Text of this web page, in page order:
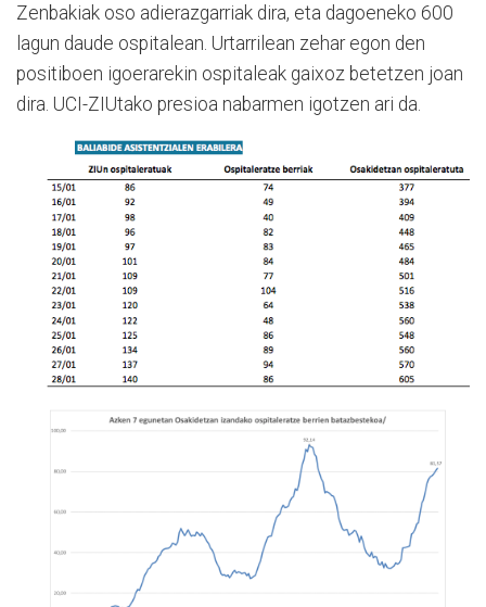
Zenbakiak oso adierazgarriak dira, eta dagoeneko 600
lagun daude ospitalean. Urtarrilean zehar egon den
positiboen igoerarekin ospitaleak gaixoz betetzen joan
dira. UCI-ZIUtako presioa nabarmen igotzen ari da.